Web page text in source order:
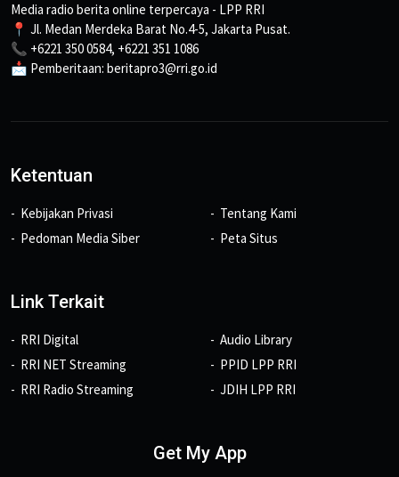
Media radio berita online terpercaya - LPP RRI
📍 Jl. Medan Merdeka Barat No.4-5, Jakarta Pusat.
📞 +6221 350 0584, +6221 351 1086
📩 Pemberitaan: beritapro3@rri.go.id
Ketentuan
Kebijakan Privasi
Pedoman Media Siber
Tentang Kami
Peta Situs
Link Terkait
RRI Digital
RRI NET Streaming
RRI Radio Streaming
Audio Library
PPID LPP RRI
JDIH LPP RRI
Get My App